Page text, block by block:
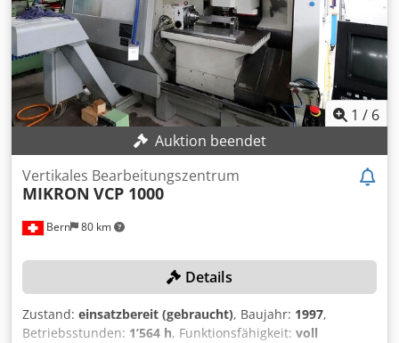
1 / 6
Auktion beendet
Bern 80 km
Vertikales Bearbeitungszentrum
MIKRON VCP 1000
Details
Zustand: einsatzbereit (gebraucht), Baujahr: 1997,
Betriebsstunden: 1’564 h, Funktionsfähigkeit: voll